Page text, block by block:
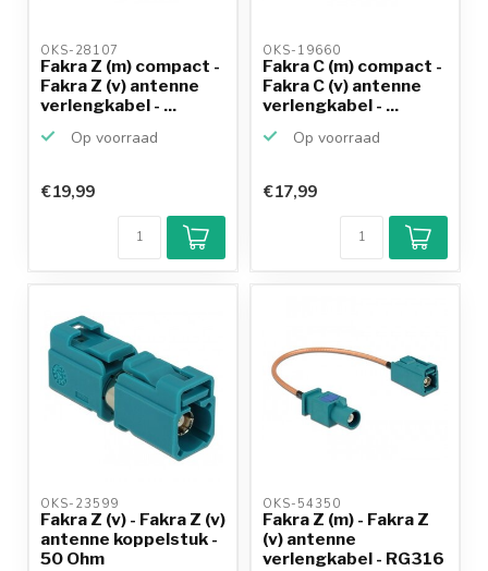
OKS-28107
Fakra Z (m) compact -
Fakra Z (v) antenne
verlengkabel - ...
Op voorraad
€19,99
OKS-19660
Fakra C (m) compact -
Fakra C (v) antenne
verlengkabel - ...
Op voorraad
Klantenbeoordeling
9,2/10
Achteraf
betalen mogelijk
€17,99
OKS-23599
Fakra Z (v) - Fakra Z (v)
antenne koppelstuk -
50 Ohm
OKS-54350
Fakra Z (m) - Fakra Z
(v) antenne
verlengkabel - RG316